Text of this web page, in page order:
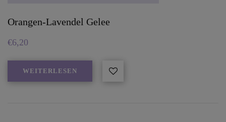
Orangen-Lavendel Gelee
€6,20
WEITERLESEN